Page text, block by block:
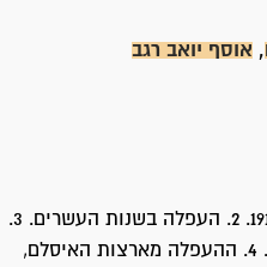
, אוסף יואב רגב
1. ראשית ההעפלה בשנים 1918-1920. 2. העפלה בשנות העשרים. 3.
העפלה בעליה הרביעית ולאחריה. 4. ההעפלה מארצות האיסלם,